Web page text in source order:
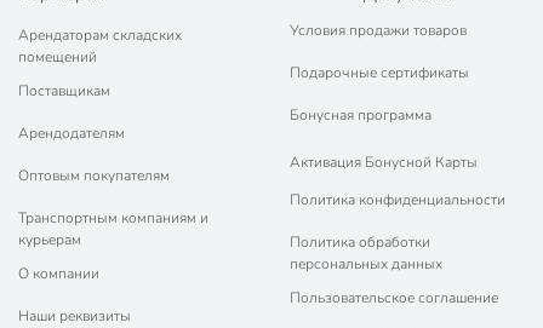
Арендаторам складских
помещений
Поставщикам
Арендодателям
Оптовым покупателям
Транспортным компаниям и
курьерам
О компании
Наши реквизиты
Условия продажи товаров
Подарочные сертификаты
Бонусная программа
Активация Бонусной Карты
Политика конфиденциальности
Политика обработки
персональных данных
Пользовательское соглашение